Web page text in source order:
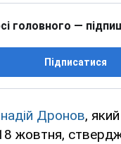
головного —
Підписатися
Дронов,
жовтня,